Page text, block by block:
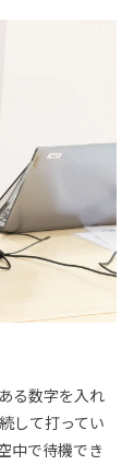
る数字を入れ
して打ってい
中で待機でき